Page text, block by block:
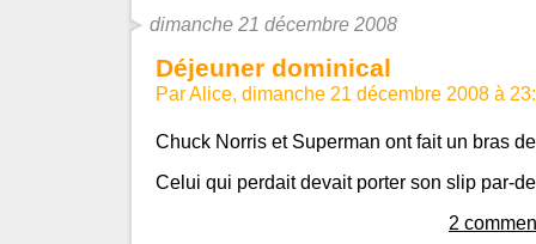
dimanche 21 décembre 2008
Déjeuner dominical
Par Alice, dimanche 21 décembre 2008 à
Chuck Norris et Superman ont fait un bras
Celui qui perdait devait porter son slip par-
2